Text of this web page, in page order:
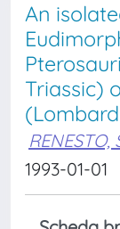
An
Triassic)
RENESTO,
1993-01-01